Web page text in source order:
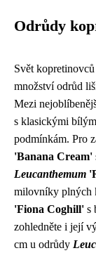
Odrůdy
Svět
množství odrůd
Mezi
s klasickými
podmínkám. Pro
'Banana Cream'
Leucanthemum
milovníky plných
'Fiona Coghill' s
zohledněte i její
cm u odrůdy